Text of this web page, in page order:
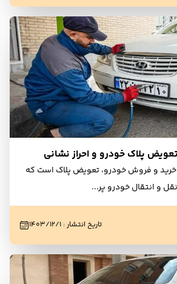
پلاک خودرو و احراز نشانی
خرید و فروش خودرو، تعویض پلاک است که
و انتقال خودرو پر...
تاریخ انتشار: ۱۴۰۳/۱۲/۱